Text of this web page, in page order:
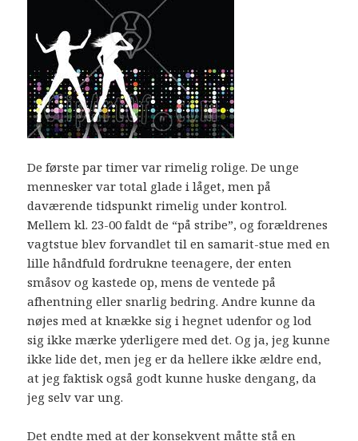
De første par timer var rimelig rolige. De unge
mennesker var total glade i låget, men på
daværende tidspunkt rimelig under kontrol.
Mellem kl. 23-00 faldt de “på stribe”, og forældrenes
vagtstue blev forvandlet til en samarit-stue med en
lille håndfuld fordrukne teenagere, der enten
småsov og kastede op, mens de ventede på
afhentning eller snarlig bedring. Andre kunne da
nøjes med at knække sig i hegnet udenfor og lod
sig ikke mærke yderligere med det. Og ja, jeg kunne
ikke lide det, men jeg er da hellere ikke ældre end,
at jeg faktisk også godt kunne huske dengang, da
jeg selv var ung.
Det endte med at der konsekvent måtte stå en